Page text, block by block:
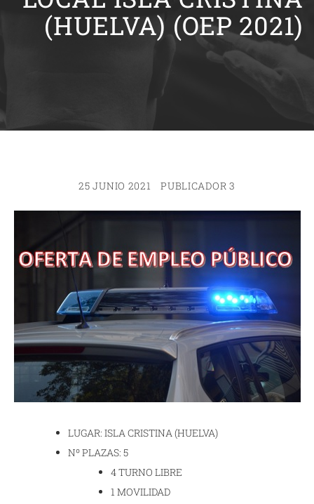
(HUELVA) (OEP 2021)
25 JUNIO 2021 PUBLICADOR 3
LUGAR: ISLA CRISTINA (HUELVA)
Nº PLAZAS: 5
4 TURNO LIBRE
1 MOVILIDAD